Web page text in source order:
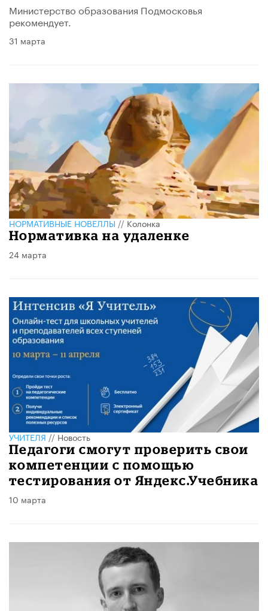
Министерство образования Подмосковья
рекомендует.
31 марта
НОРМАТИВНЫЕ НОВЕЛЛЫ//Колонка
Нормативка на удаленке
24 марта
УЧИТЕЛЯ//Новость
Педагоги смогут проверить свои
компетенции с помощью
тестирования от Яндекс.Учебника
10 марта